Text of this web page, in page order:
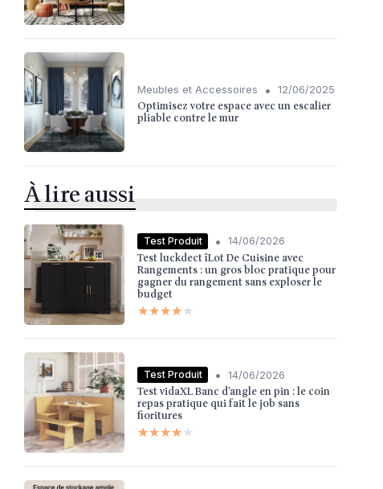
Meubles et Accessoires • 12/06/2025
Optimisez votre espace avec un escalier
pliable contre le mur
À lire aussi
Test Produit • 14/06/2026
Test luckdect îLot De Cuisine avec
Rangements : un gros bloc pratique pour
gagner du rangement sans exploser le
budget
★★★★★
★★★★★
Test Produit • 14/06/2026
Test vidaXL Banc d’angle en pin : le coin
repas pratique qui fait le job sans
fioritures
★★★★★
★★★★★